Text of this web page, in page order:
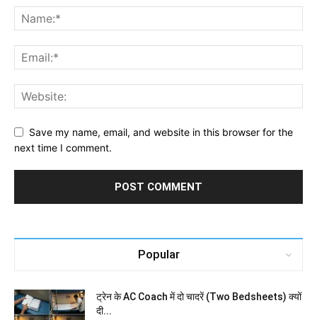
Save my name, email, and website in this browser for the
next time I comment.
Popular
ट्रेन के AC Coach में दो चादरें (Two Bedsheets) क्यों
दी...